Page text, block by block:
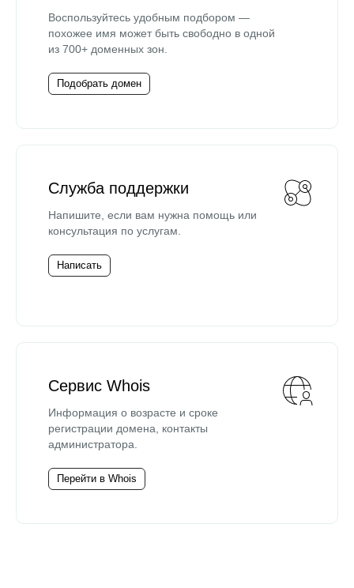
Воспользуйтесь удобным подбором —
похожее имя может быть свободно в одной
из 700+ доменных зон.
Подобрать домен
Служба поддержки
Напишите, если вам нужна помощь или
консультация по услугам.
Написать
Сервис Whois
Информация о возрасте и сроке
регистрации домена, контакты
администратора.
Перейти в Whois